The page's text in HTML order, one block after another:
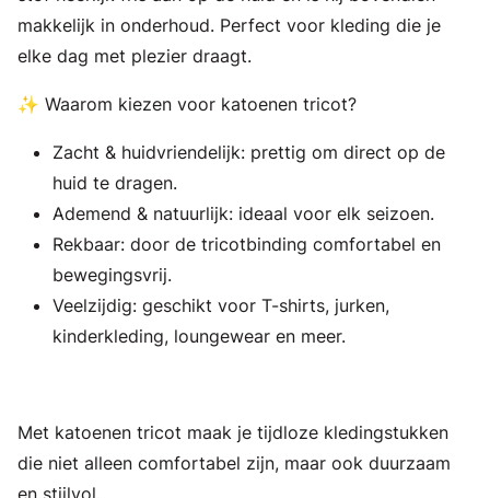
makkelijk in onderhoud. Perfect voor kleding die je
elke dag met plezier draagt.
✨ Waarom kiezen voor katoenen tricot?
Zacht & huidvriendelijk: prettig om direct op de
huid te dragen.
Ademend & natuurlijk: ideaal voor elk seizoen.
Rekbaar: door de tricotbinding comfortabel en
bewegingsvrij.
Veelzijdig: geschikt voor T-shirts, jurken,
kinderkleding, loungewear en meer.
Met katoenen tricot maak je tijdloze kledingstukken
die niet alleen comfortabel zijn, maar ook duurzaam
en stijlvol.